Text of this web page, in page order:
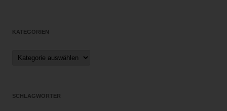
KATEGORIEN
SCHLAGWÖRTER